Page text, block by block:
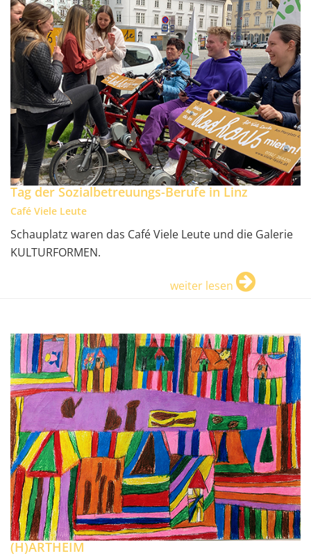
Tag der Sozialbetreuungs-Berufe in Linz
Café Viele Leute
Schauplatz waren das Café Viele Leute und die Galerie
KULTURFORMEN.
weiter lesen
(H)ARTHEIM